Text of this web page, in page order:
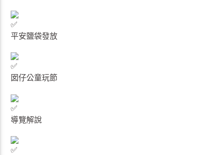
平安鹽袋發放
囡仔公童玩節
導覽解說